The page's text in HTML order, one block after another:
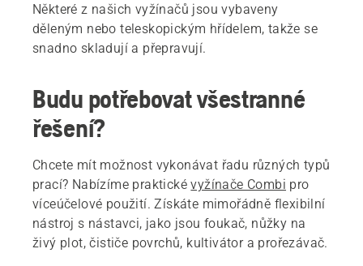
Některé z našich vyžínačů jsou vybaveny
děleným nebo teleskopickým hřídelem, takže se
snadno skladují a přepravují.
Budu potřebovat všestranné
řešení?
Chcete mít možnost vykonávat řadu různých typů
prací? Nabízíme praktickévyžínače Combi pro
víceúčelové použití. Získáte mimořádně flexibilní
nástroj s nástavci, jako jsou foukač, nůžky na
živý plot, čističe povrchů, kultivátor a prořezávač.